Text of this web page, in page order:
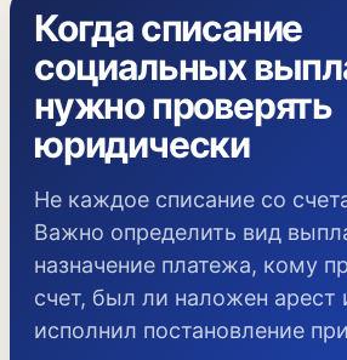
Когда списание
социальных
нужно проверять
юридически
Не каждое списание со
Важно определить вид
назначение платежа, кому
счет, был ли наложен арест
исполнил постановление